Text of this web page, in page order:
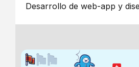
Desarrollo de web-app y